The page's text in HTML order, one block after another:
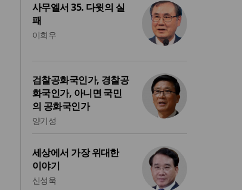
사무엘서 35. 다윗의 실
패
이희우
검찰공화국인가, 경찰공
화국인가, 아니면 국민
의 공화국인가
양기성
세상에서 가장 위대한
이야기
신성욱